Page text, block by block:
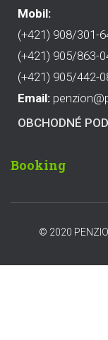
Mobil:
(+421) 908/301-
(+421) 905/863-
(+421) 905/442-
Email:
OBCHODNÉ
Booking
© 2020